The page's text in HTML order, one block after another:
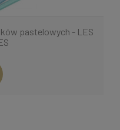
pastelowych - LES